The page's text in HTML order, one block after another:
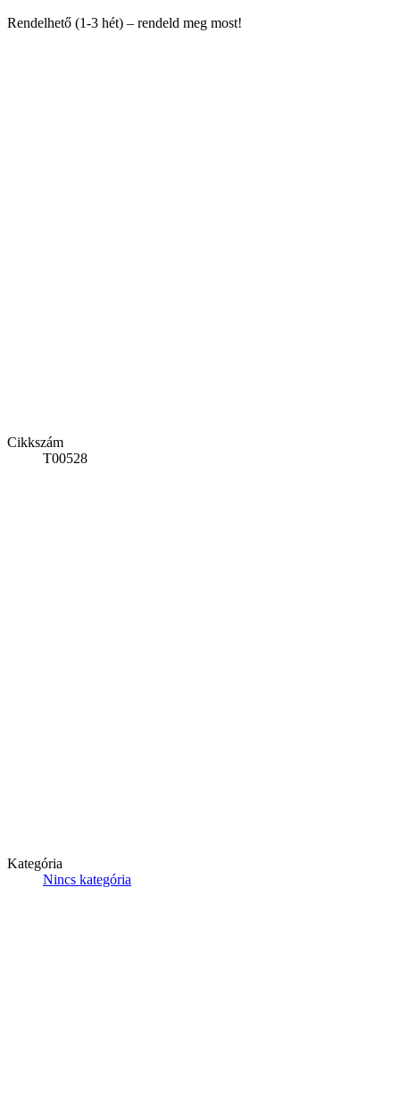
Rendelhető (1-3 hét) – rendeld meg most!
Cikkszám
T00528
Kategória
Nincs kategória